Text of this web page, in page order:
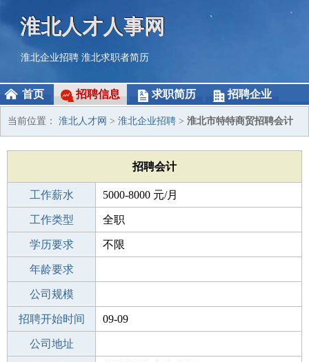
淮北人才人事网
淮北企业招聘 淮北求职者简历
首页 招聘信息 求职简历 招聘企业
当前位置： 淮北人才网 > 淮北企业招聘 > 淮北市特特商贸招聘会计
招聘会计
工作薪水 5000-8000 元/月
招聘人数 1人
工作类型 全职
性别要求 -
学历要求 不限
工作经验
年龄要求
工作地点
公司规模
公司电话
招聘开始时间 09-09
招聘结束时间
公司地址